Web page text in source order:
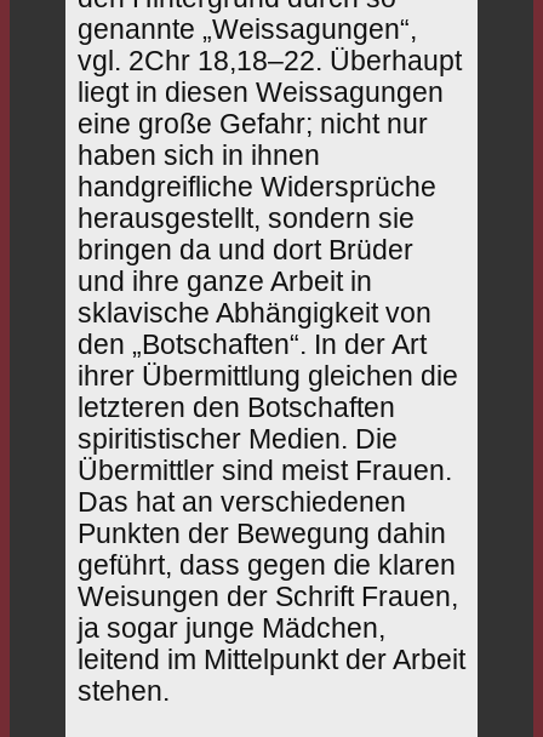
genannte „Weissagungen“,
vgl. 2Chr 18,18–22. Überhaupt
liegt in diesen Weissagungen
eine große Gefahr; nicht nur
haben sich in ihnen
handgreifliche Widersprüche
herausgestellt, sondern sie
bringen da und dort Brüder
und ihre ganze Arbeit in
sklavische Abhängigkeit von
den „Botschaften“. In der Art
ihrer Übermittlung gleichen die
letzteren den Botschaften
spiritistischer Medien. Die
Übermittler sind meist Frauen.
Das hat an verschiedenen
Punkten der Bewegung dahin
geführt, dass gegen die klaren
Weisungen der Schrift Frauen,
ja sogar junge Mädchen,
leitend im Mittelpunkt der Arbeit
stehen.